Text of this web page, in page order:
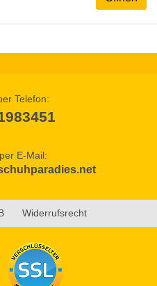
Telefon:
E-Mail:
Widerrufsrecht